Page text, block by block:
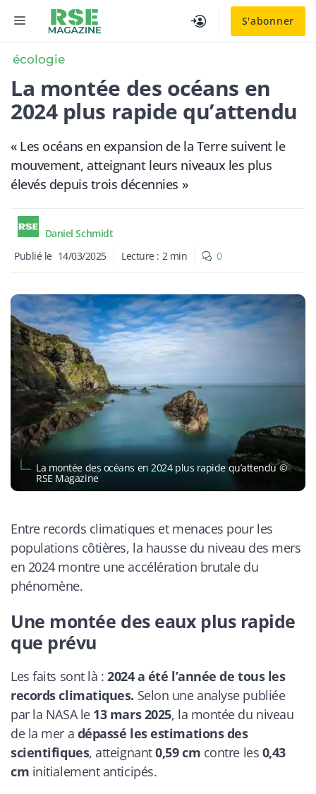
S'abonner
MENU
écologie
La montée des océans en
2024 plus rapide qu’attendu
« Les océans en expansion de la Terre suivent le
mouvement, atteignant leurs niveaux les plus
élevés depuis trois décennies »
Daniel Schmidt
Publié le 14/03/2025 Lecture : 2 min 0
La montée des océans en 2024 plus rapide qu’attendu ©
RSE Magazine
Entre records climatiques et menaces pour les
populations côtières, la hausse du niveau des mers
en 2024 montre une accélération brutale du
phénomène.
Une montée des eaux plus rapide
que prévu
Les faits sont là : 2024 a été l’année de tous les
records climatiques. Selon une analyse publiée
par la NASA le 13 mars 2025, la montée du niveau
de la mer a dépassé les estimations des
scientifiques, atteignant0,59 cm contre les 0,43
cm initialement anticipés.